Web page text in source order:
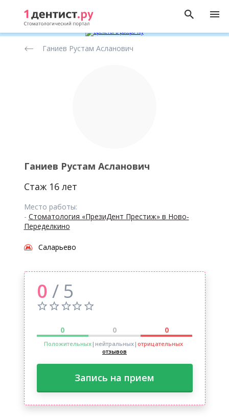
стоматологов
Ганиев Рустам Асланович
Ганиев Рустам Асланович
Стаж 16 лет
Место работы:
- Стоматология «ПрезиДент Престиж» в Ново-
Переделкино
Саларьево
0 / 5
0 0 0
Положительных|нейтральных| отрицательных
отзывов
Запись на прием